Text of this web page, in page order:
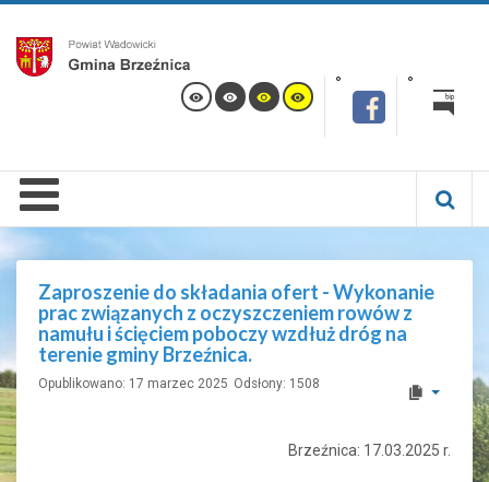
Zaproszenie do składania ofert - Wykonanie
prac związanych z oczyszczeniem rowów z
namułu i ścięciem poboczy wzdłuż dróg na
terenie gminy Brzeźnica.
Opublikowano: 17 marzec 2025 Odsłony: 1508
Brzeźnica: 17.03.2025 r.